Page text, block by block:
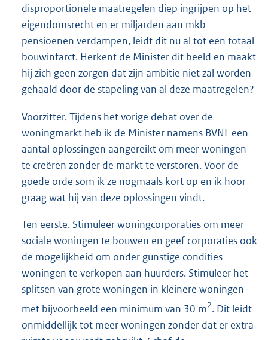
disproportionele maatregelen diep ingrijpen op het
eigendomsrecht en er miljarden aan mkb-
pensioenen verdampen, leidt dit nu al tot een totaal
bouwinfarct. Herkent de Minister dit beeld en maakt
hij zich geen zorgen dat zijn ambitie niet zal worden
gehaald door de stapeling van al deze maatregelen?
Voorzitter. Tijdens het vorige debat over de
woningmarkt heb ik de Minister namens BVNL een
aantal oplossingen aangereikt om meer woningen
te creëren zonder de markt te verstoren. Voor de
goede orde som ik ze nogmaals kort op en ik hoor
graag wat hij van deze oplossingen vindt.
Ten eerste. Stimuleer woningcorporaties om meer
sociale woningen te bouwen en geef corporaties ook
de mogelijkheid om onder gunstige condities
woningen te verkopen aan huurders. Stimuleer het
splitsen van grote woningen in kleinere woningen
met bijvoorbeeld een minimum van 30 m2. Dit leidt
onmiddellijk tot meer woningen zonder dat er extra